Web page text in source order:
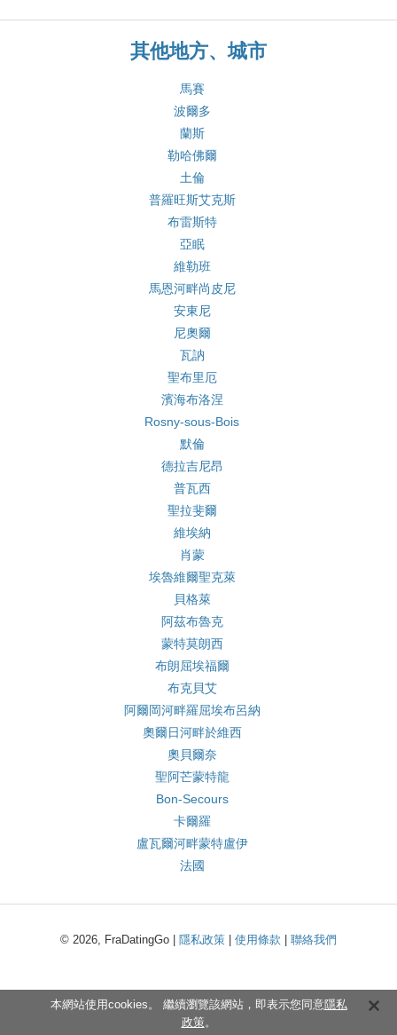
其他地方、城市
馬賽
波爾多
蘭斯
勒哈佛爾
土倫
普羅旺斯艾克斯
布雷斯特
亞眠
維勒班
馬恩河畔尚皮尼
安東尼
尼奧爾
瓦訥
聖布里厄
濱海布洛涅
Rosny-sous-Bois
默倫
德拉吉尼昂
普瓦西
聖拉斐爾
維埃納
肖蒙
埃魯維爾聖克萊
貝格萊
阿茲布魯克
蒙特莫朗西
布朗屈埃福爾
布克貝艾
阿爾岡河畔羅屈埃布呂納
奧爾日河畔於維西
奧貝爾奈
聖阿芒蒙特龍
Bon-Secours
卡爾羅
盧瓦爾河畔蒙特盧伊
法國
© 2026, FraDatingGo | 隱私政策 使用條款 聯絡我們
本網站使用cookies。 繼續瀏覽該網站，即表示您同意隱私
政策。